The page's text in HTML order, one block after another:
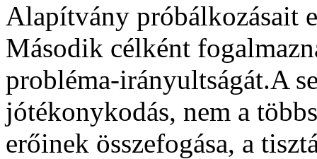
Alapítvány próbálkozásait
Második célként
probléma-irányultságát.A
jótékonykodás, nem a
erőinek összefogása, a